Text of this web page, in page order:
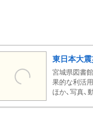
東日本大
宮城県図書
果的な利活
ほか、写真、